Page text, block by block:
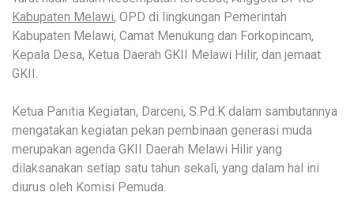
Kabupaten Melawi, OPD di lingkungan Pemerintah
Kabupaten Melawi, Camat Menukung dan Forkopincam,
Kepala Desa, Ketua Daerah GKII Melawi Hilir, dan jemaat
GKII.
Ketua Panitia Kegiatan, Darceni, S.Pd.K dalam sambutannya
mengatakan kegiatan pekan pembinaan generasi muda
merupakan agenda GKII Daerah Melawi Hilir yang
dilaksanakan setiap satu tahun sekali, yang dalam hal ini
diurus oleh Komisi Pemuda.